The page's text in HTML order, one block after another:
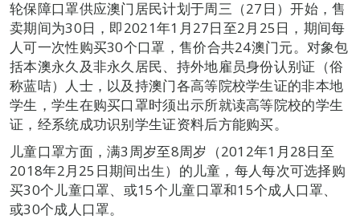
轮保障口罩供应澳门居民计划于周三（27日）开始，售
卖期间为30日，即2021年1月27日至2月25日，期间每
人可一次性购买30个口罩，售价合共24澳门元。对象包
括本澳永久及非永久居民、持外地雇员身份认别证（俗
称蓝咭）人士，以及持澳门各高等院校学生证的非本地
学生，学生在购买口罩时须出示所就读高等院校的学生
证，经系统成功识别学生证资料后方能购买。
儿童口罩方面，满3周岁至8周岁（2012年1月28日至
2018年2月25日期间出生）的儿童，每人每次可选择购
买30个儿童口罩、或15个儿童口罩和15个成人口罩、
或30个成人口罩。